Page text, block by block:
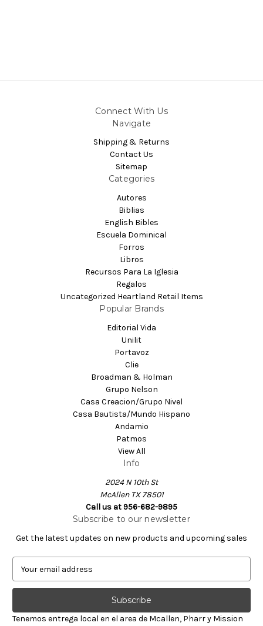
Connect With Us
Navigate
Shipping & Returns
Contact Us
Sitemap
Categories
Autores
Biblias
English Bibles
Escuela Dominical
Forros
Libros
Recursos Para La Iglesia
Regalos
Uncategorized Heartland Retail Items
Popular Brands
Editorial Vida
Unilit
Portavoz
Clie
Broadman & Holman
Grupo Nelson
Casa Creacion/Grupo Nivel
Casa Bautista/Mundo Hispano
Andamio
Patmos
View All
Info
2024 N 10th St
McAllen TX 78501
Call us at 956-682-9895
Subscribe to our newsletter
Get the latest updates on new products and upcoming sales
a
l
Tenemos entrega local en el area de Mcallen, Pharr y Mission